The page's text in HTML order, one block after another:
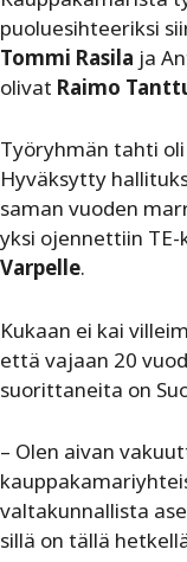
puoluesihteeriksi
Tommi Rasila ja
olivat Raimo
Työryhmän tahti
Hyväksytty
saman vuoden
yksi ojennettiin
Varpelle.
Kukaan ei kai
että vajaan 20
suorittaneita on
– Olen aivan
valtakunnallista
sillä on tällä